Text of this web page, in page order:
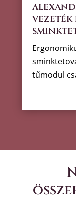
tűmodul